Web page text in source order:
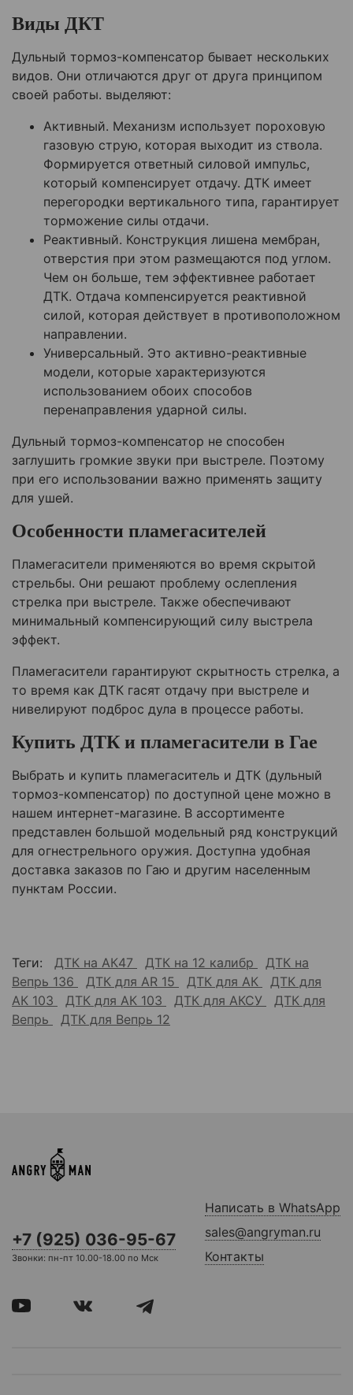
Виды ДКТ
Дульный тормоз-компенсатор бывает нескольких
видов. Они отличаются друг от друга принципом
своей работы. выделяют:
Активный. Механизм использует пороховую
газовую струю, которая выходит из ствола.
Формируется ответный силовой импульс,
который компенсирует отдачу. ДТК имеет
перегородки вертикального типа, гарантирует
торможение силы отдачи.
Реактивный. Конструкция лишена мембран,
отверстия при этом размещаются под углом.
Чем он больше, тем эффективнее работает
ДТК. Отдача компенсируется реактивной
силой, которая действует в противоположном
направлении.
Универсальный. Это активно-реактивные
модели, которые характеризуются
использованием обоих способов
перенаправления ударной силы.
Дульный тормоз-компенсатор не способен
заглушить громкие звуки при выстреле. Поэтому
при его использовании важно применять защиту
для ушей.
Особенности пламегасителей
Пламегасители применяются во время скрытой
стрельбы. Они решают проблему ослепления
стрелка при выстреле. Также обеспечивают
минимальный компенсирующий силу выстрела
эффект.
Пламегасители гарантируют скрытность стрелка, а
то время как ДТК гасят отдачу при выстреле и
нивелируют подброс дула в процессе работы.
Купить ДТК и пламегасители в Гае
Выбрать и купить пламегаситель и ДТК (дульный
тормоз-компенсатор) по доступной цене можно в
нашем интернет-магазине. В ассортименте
представлен большой модельный ряд конструкций
для огнестрельного оружия. Доступна удобная
доставка заказов по Гаю и другим населенным
пунктам России.
Теги: ДТК на АК47 ДТК на 12 калибр
ДТК на
Вепрь 136
ДТК для AR 15 ДТК для АК
ДТК для
АК 103
ДТК для АК 103 ДТК для АКСУ
ДТК для
Вепрь
ДТК для Вепрь 12
+7 (925) 036-95-67
Звонки: пн-пт 10.00-18.00 по Мск
Написать в WhatsApp
sales@angryman.ru
Контакты